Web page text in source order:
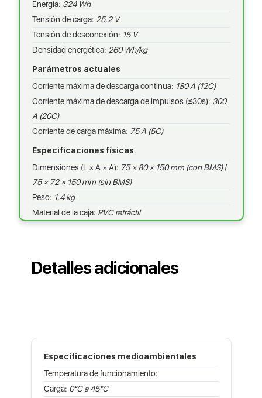
Energía: 324 Wh
Tensión de carga: 25,2 V
Tensión de desconexión: 15 V
Densidad energética: 260 Wh/kg
Parámetros actuales
Corriente máxima de descarga continua: 180 A (12C)
Corriente máxima de descarga de impulsos (≤30s): 300
A (20C)
Corriente de carga máxima: 75 A (5C)
Especificaciones físicas
Dimensiones (L × A × A): 75 × 80 × 150 mm (con BMS)/
75 × 72 × 150 mm (sin BMS)
Peso: 1,4 kg
Material de la caja: PVC retráctil
Detalles adicionales
Especificaciones medioambientales
Temperatura de funcionamiento:
Carga: 0°C a 45°C